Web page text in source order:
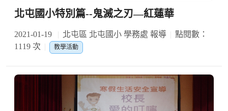
北屯國小特別篇--鬼滅之刃—紅蓮華
2021-01-19 北屯區 北屯國小 學務處 報導
點閱數：
1119 次
教學活動